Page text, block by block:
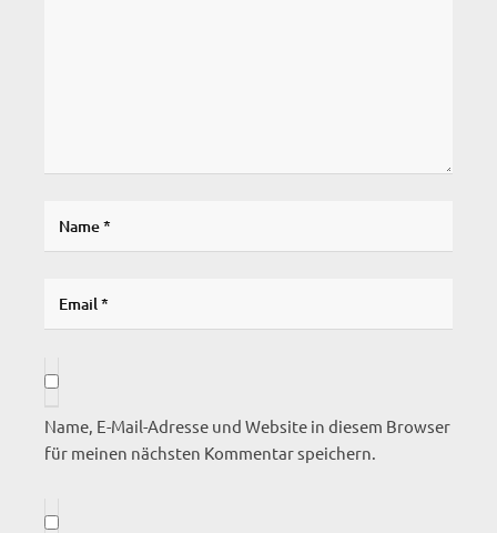
Name, E-Mail-Adresse und Website in diesem Browser
für meinen nächsten Kommentar speichern.